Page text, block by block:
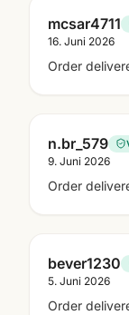
mcsar4711
16. Juni 2026
Order
n.br_579
9. Juni 2026
Order
bever1230
5. Juni 2026
Order